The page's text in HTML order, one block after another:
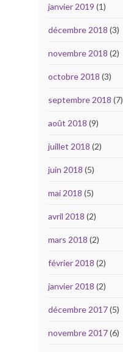
janvier 2019 (1)
décembre 2018 (3)
novembre 2018 (2)
octobre 2018 (3)
septembre 2018 (7)
août 2018 (9)
juillet 2018 (2)
juin 2018 (5)
mai 2018 (5)
avril 2018 (2)
mars 2018 (2)
février 2018 (2)
janvier 2018 (2)
décembre 2017(5)
novembre 2017(6)